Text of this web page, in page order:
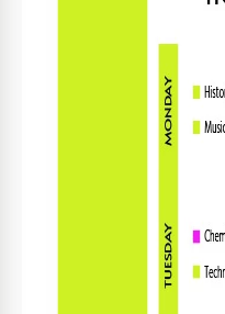
Caractéristiques
À propos de ce
Notre modèle de liste